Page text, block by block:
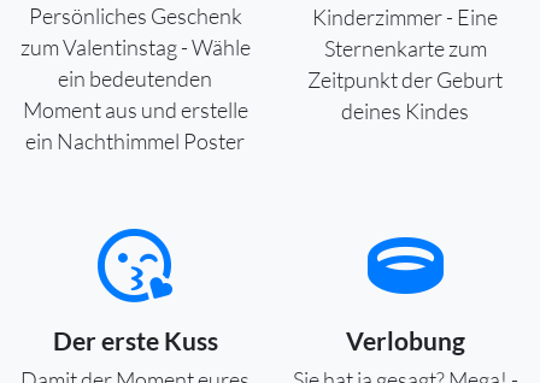
Persönliches Geschenk
zum Valentinstag - Wähle
ein bedeutenden
Moment aus und erstelle
ein Nachthimmel Poster
Kinderzimmer - Eine
Sternenkarte zum
Zeitpunkt der Geburt
deines Kindes
Der erste Kuss Verlobung